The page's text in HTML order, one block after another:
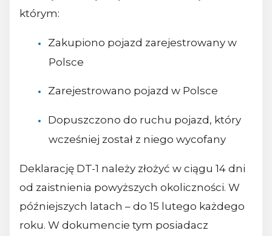
którym:
Zakupiono pojazd zarejestrowany w
Polsce
Zarejestrowano pojazd w Polsce
Dopuszczono do ruchu pojazd, który
wcześniej został z niego wycofany
Deklarację DT-1 należy złożyć w ciągu 14 dni
od zaistnienia powyższych okoliczności. W
późniejszych latach – do 15 lutego każdego
roku. W dokumencie tym posiadacz